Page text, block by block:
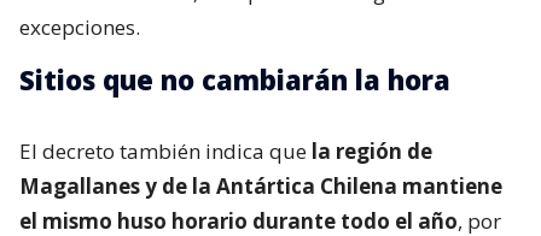
excepciones.
Sitios que no cambiarán la hora
El decreto también indica que la región de
Magallanes y de la Antártica Chilena mantiene
el mismo huso horario durante todo el año, por